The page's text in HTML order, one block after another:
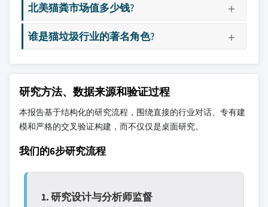
北美猫粪市场值多少钱?
谁是猫垃圾行业的著名角色?
研究方法、数据来源和验证过程
本报告基于结构化的研究流程，围绕直接的行业对话、专有建
模和严格的交叉验证构建，而不仅仅是桌面研究。
我们的6步研究流程
1. 研究设计与分析师监督